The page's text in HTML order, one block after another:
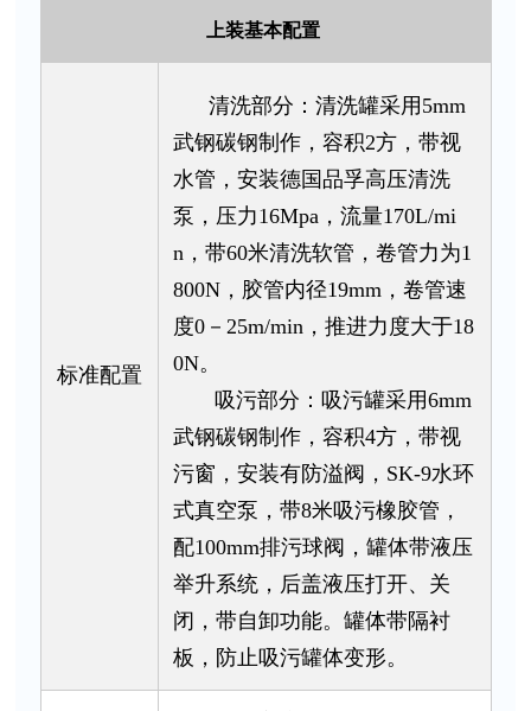
上装基本配置
标准配置
清洗部分：清洗罐采用5mm
武钢碳钢制作，容积2方，带视
水管，安装德国品孚高压清洗
泵，压力16Mpa，流量170L/mi
n，带60米清洗软管，卷管力为1
800N，胶管内径19mm，卷管速
度0－25m/min，推进力度大于18
0N。
吸污部分：吸污罐采用6mm
武钢碳钢制作，容积4方，带视
污窗，安装有防溢阀，SK-9水环
式真空泵，带8米吸污橡胶管，
配100mm排污球阀，罐体带液压
举升系统，后盖液压打开、关
闭，带自卸功能。罐体带隔衬
板，防止吸污罐体变形。